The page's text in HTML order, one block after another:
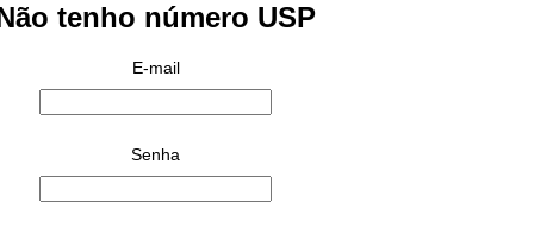
tenho número USP
E-mail
Senha